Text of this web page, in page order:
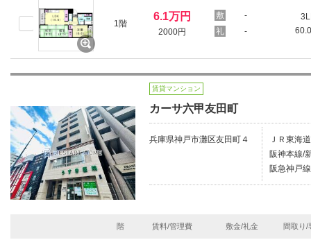
1階
6.1万円
2000円
-
-
賃貸マンション
カーサ六甲友田町
兵庫県神戸市灘区友田町４
ＪＲ東海
阪神本線/
阪急神戸
階 賃料/管理費 敷金/礼金 間取り/